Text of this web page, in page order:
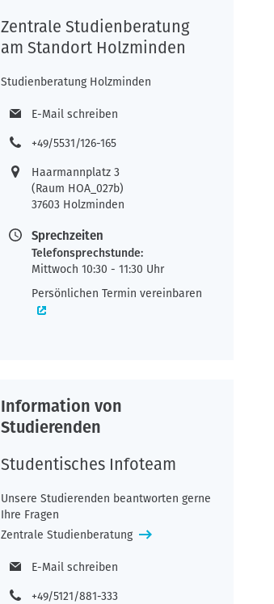
Zentrale Studienberatung
am Standort Holzminden
Studienberatung Holzminden
E-Mail schreiben
+49/5531/126-165
Haarmannplatz 3
(Raum HOA_027b)
37603 Holzminden
Sprechzeiten
Telefonsprechstunde:
Mittwoch 10:30 - 11:30 Uhr
Persönlichen Termin vereinbaren
Information von
Studierenden
Studentisches Infoteam
Unsere Studierenden beantworten gerne
Ihre Fragen
Zentrale Studienberatung
E-Mail schreiben
+49/5121/881-333